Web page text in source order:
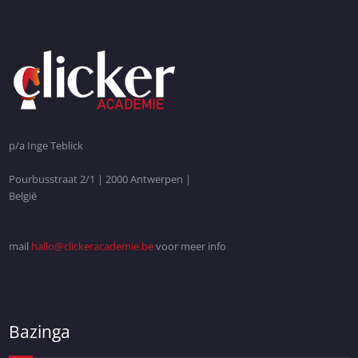
p/a Inge Teblick
Pourbusstraat 2/1 | 2000 Antwerpen |
België
mail hallo@clickeracademie.bevoor meer info
Bazinga